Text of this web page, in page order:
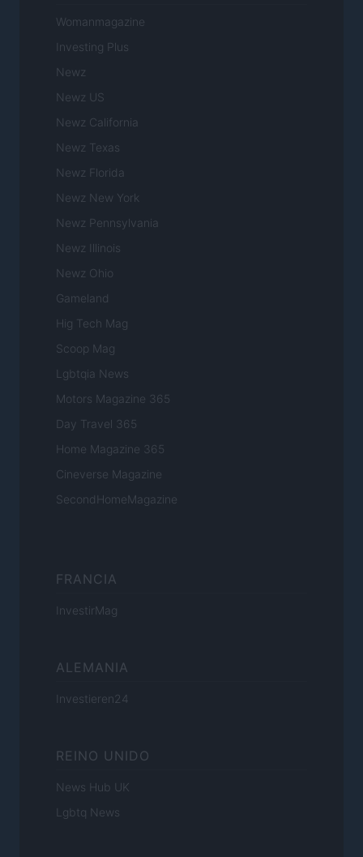
Womanmagazine
Investing Plus
Newz
Newz US
Newz California
Newz Texas
Newz Florida
Newz New York
Newz Pennsylvania
Newz Illinois
Newz Ohio
Gameland
Hig Tech Mag
Scoop Mag
Lgbtqia News
Motors Magazine 365
Day Travel 365
Home Magazine 365
Cineverse Magazine
SecondHomeMagazine
FRANCIA
InvestirMag
ALEMANIA
Investieren24
REINO UNIDO
News Hub UK
Lgbtq News